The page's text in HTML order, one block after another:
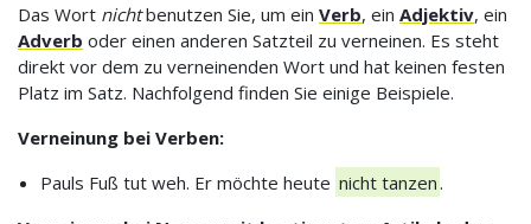
Das Wort nichtbenutzen Sie, um ein Verb, ein Adjektiv, ein
Adverb oder einen anderen Satzteil zu verneinen. Es steht
direkt vor dem zu verneinenden Wort und hat keinen festen
Platz im Satz. Nachfolgend finden Sie einige Beispiele.
Verneinung bei Verben:
Pauls Fuß tut weh. Er möchte heute nicht tanzen .